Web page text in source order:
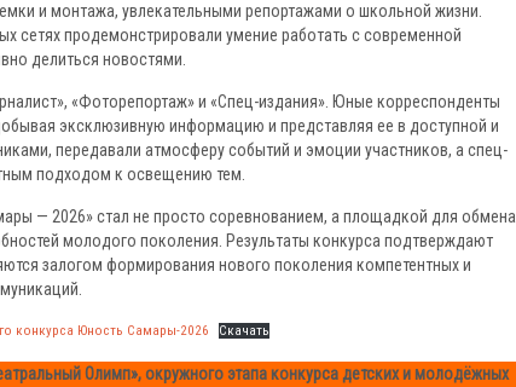
и монтажа, увлекательными репортажами о школьной жизни.
сетях продемонстрировали умение работать с современной
делиться новостями.
«Фоторепортаж» и «Спец-издания». Юные корреспонденты
эксклюзивную информацию и представляя ее в доступной и
передавали атмосферу событий и эмоции участников, а спец-
подходом к освещению тем.
— 2026» стал не просто соревнованием, а площадкой для обмена
молодого поколения. Результаты конкурса подтверждают
залогом формирования нового поколения компетентных и
конкурса Юность Самары-2026 Скачать
Олимп», окружного этапа конкурса детских и молодёжных